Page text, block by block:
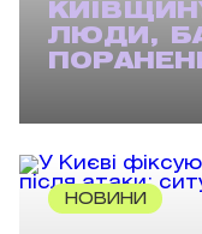
ЛЮДИ,
НОВИНИ